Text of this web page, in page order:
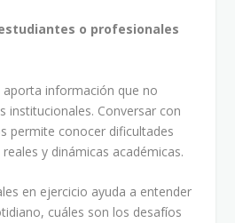
o profesionales
aporta información que no
institucionales. Conversar con
permite conocer dificultades
y dinámicas académicas.
en ejercicio ayuda a entender
cuáles son los desafíos